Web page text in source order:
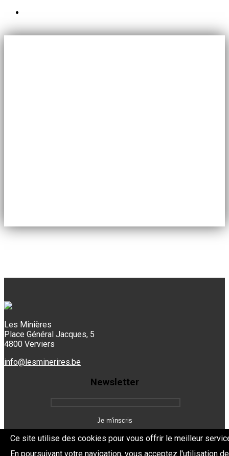
Les Minières
Place Général Jacques, 5
4800 Verviers
info@lesminerires.be
Newsletter
Ce site utilise des cookies pour vous offrir le meilleur
En poursuivant votre navigation, vous acceptez l'utilisation